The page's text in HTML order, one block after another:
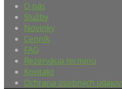
O nás
Služby
Novinky
Cenník
FAQ
Rezervácia termínu
Kontakt
Ochrana osobných údajov